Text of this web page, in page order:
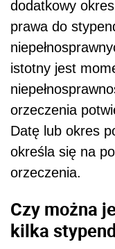
dodatkowy
prawa do
istotny jest
orzeczenia
Datę lub okres
określa się na
orzeczenia.
Czy można
kilka